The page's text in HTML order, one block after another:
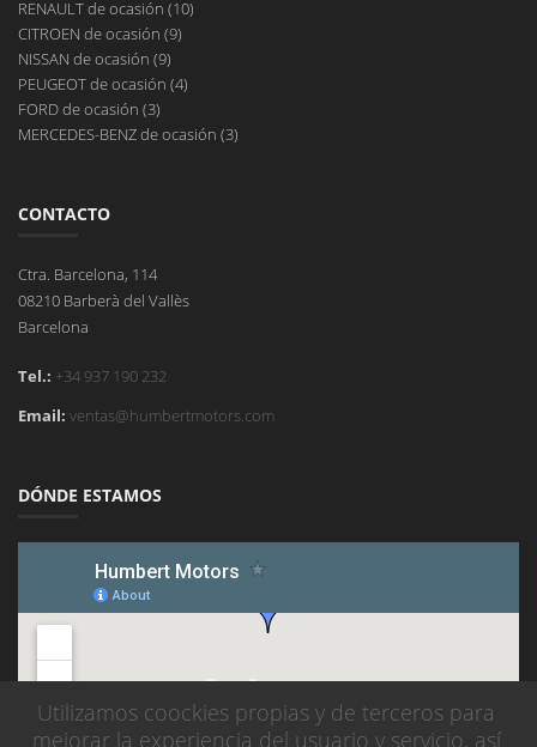
RENAULT de ocasión (10)
CITROEN de ocasión (9)
NISSAN de ocasión (9)
PEUGEOT de ocasión (4)
FORD de ocasión (3)
MERCEDES-BENZ de ocasión (3)
CONTACTO
Ctra. Barcelona, 114
08210 Barberà del Vallès
Barcelona
Tel.: +34 937 190 232
Email: ventas@humbertmotors.com
DÓNDE ESTAMOS
Utilizamos coockies propias y de terceros para
mejorar la experiencia del usuario y servicio, así